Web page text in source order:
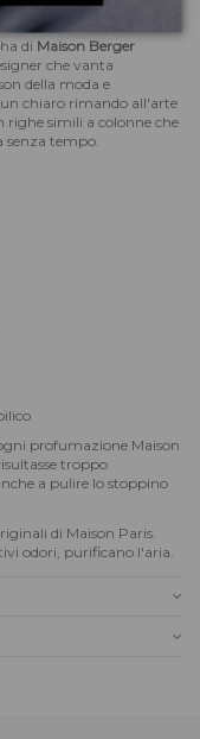
di Maison Berger
che vanta
della moda e
chiaro rimando all'arte
simili a colonne che
senza tempo.
profumazione Maison
troppo
a pulire lo stoppino
di Maison Paris.
odori, purificano l'aria.